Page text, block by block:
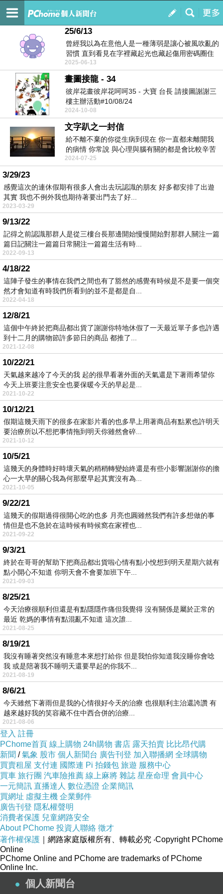
我的
訂閱
低喃
25/6/13
曾經我以為在意他人是一種薄弱是讓心被風吹亂的
習慣 直到看見在字裡藏起光也藏起傷用密碼圈住
一片...
2025-06-13
畫圖接龍 - 34
彼岸花畫彼岸花呵呵35 - 大寶 台長 請接圖謝謝三
樓主辦活動#10/08/24
2024-10-08
文字趴之一封信
給不離不棄的你從生病到現在 你一直都未離開我
的病情 你常說 與心理與腦有關的都是會比較辛苦
你的理解 ...
2024-07-25
3/29/23
感覺這次的連休假期有很多人會出去玩認識的朋友 好多都安排了出遊
其實 我也不例外我也期待著要出門去了好...
2023-03-29
9/13/22
記得之前認識那群人是從三樓台長那邊開始慢慢開始對那群人關注一篇
篇日記關注一篇篇日常關注一篇篇生活有時...
2022-09-13
4/18/22
這陣子發生的事情在我們之間也有了豁然的感覺有時候是不是要一個突
然才會知道有時我們所看到的並不是都是自...
2022-04-18
12/8/21
這個中午終於把商品都出貨了謝謝你特地休假了一天最近單子多也許遇
到十二月的購物節許多節日的商品 都推了...
2021-12-08
10/22/21
天氣越來越冷了今天的我 起的很早看著外面的天氣還是下著雨希望你
今天上班要注意安全也要保暖今天的早起是...
2021-10-22
10/12/21
假期這幾天雨下的很多在家影片看的也多早上用著商品有點累也許明天
要治療所以不想把事情拖到明天你雖然會碎...
2021-10-12
10/5/21
這幾天的身體時好時壞天氣的稍稍轉變始終還是有些小影響謝謝你的擔
心一大早的關心我為何那麼早起其實沒有為...
2021-10-05
9/22/21
這幾天的假期過得很開心吃的也多 月亮也圓雖然我們有許多想做的事
情但是也不急於在這時候有時候窩在家裡也...
2021-09-22
9/3/21
終於在哥哥的幫助下把商品都出貨啦心情有點小悅想到明天星期六就有
點小開心不知道 你明天會不會要加班下午...
2021-09-03
8/25/21
今天治療很順利但還是有點隱隱作痛但我覺得 沒有關係是屬於正常的
最近 乾媽的事情有點混亂不知道 這次誰...
2021-08-25
8/19/21
我沒有睡著突然沒有睡意本來想打給你 但是我怕你知道我沒睡你會唸
我 或是陪著我不睡明天還要早起的你我不...
2021-08-19
8/6/21
今天雖然下著雨但是我的心情很好今天的治療 也很順利主治還誇讚 有
越來越好我的笑容藏不住中西合併的治療...
2021-08-06
登入 註冊
PChome首頁 線上購物 24h購物 書店 露天拍賣 比比昂代購
新聞 /氣象 股市 個人新聞台 廣告刊登 加入聯播網 全球購物
買賣租屋 支付連 國際連 Pi 拍錢包 旅遊 服務中心
買車 旅行團 汽車險推薦 線上麻將 雜誌 星座命理 會員中心
一元簡訊 直播達人 數位憑證 企業簡訊
買網址 虛擬主機 企業郵件
廣告刊登 隱私權聲明
消費者保護 兒童網路安全
About PChome 投資人聯絡 徵才
著作權保護 ｜網路家庭版權所有、轉載必究 ‧Copyright PChome
Online
PChome Online and PChome are trademarks of PChome
Online Inc.
個人新聞台